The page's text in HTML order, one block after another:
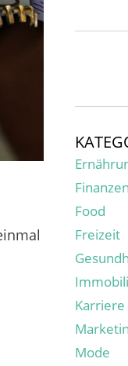
Finanzen
Food
Freizeit
Mode